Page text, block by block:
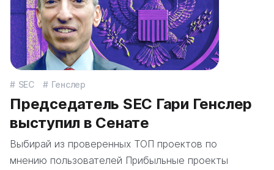
SEC Генслер
Председатель SEC Гари Генслер
выступил в Сенате
Выбирай из проверенных ТОП проектов по
мнению пользователей Прибыльные проекты